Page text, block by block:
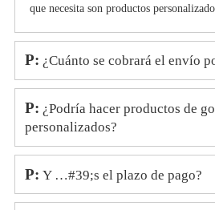
que necesita son productos
P: ¿Cuánto se cobrará el envío
P: ¿Podría hacer productos de
personalizados?
P: Y …#39;s el plazo de pago?